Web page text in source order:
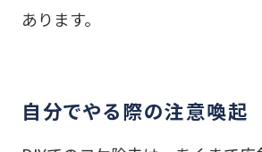
あります。
自分でやる際の注意喚起